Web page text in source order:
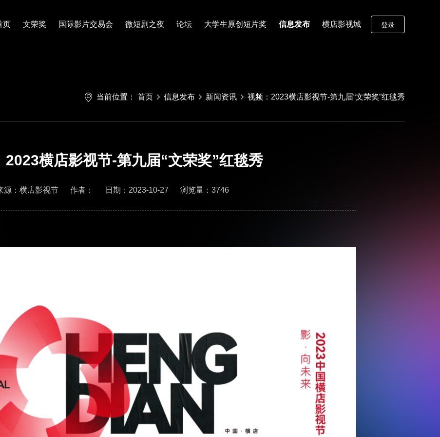
页 文荣奖 国际影片交易会 微短剧之夜 论坛 大学生原创短片奖 信息发布 横店影视城 登录
当前位置： 首页 信息发布 新闻资讯 视频：2023横店影视节-第九届“文荣奖”红毯秀
2023横店影视节-第九届“文荣奖”红毯秀
源：横店影视节 作者： 日期：2023-10-27 浏览量：3746